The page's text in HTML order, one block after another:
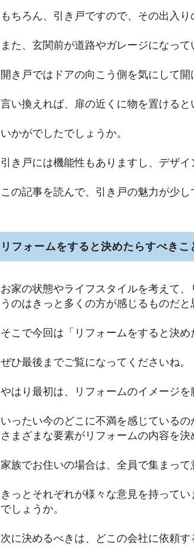
もちろん、引き戸ですので、その出入
また、玄関前が道路やガレージになっ
開き戸ではドアの向こう側を気にして
言い換えれば、扉の近くに物を置ける
いかがでしたでしょうか。
引き戸には機能性もありますし、デザ
この記事を読んで、引き戸の魅力が少し
リフォームをすると決めたらすべきこ
お家の状態やライフスタイルを考えて
うのはきっと多くの方が感じるものだと
そこで今回は「リフォームをすると決
ぜひ最後までご覧になってくださいね。
やはり最初は、リフォームのイメージを
いったい今のどこに不満を感じている
さまざまな要素がリフォームの内容を決
家族でお住いの場合は、全員で集まって
きっとそれぞれが様々な意見を持って
でしょうか。
次に決めるべきは、どこの会社に依頼す